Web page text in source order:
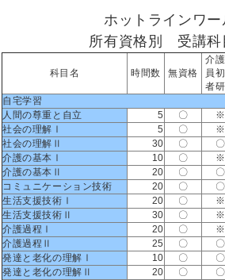
ホットラインワー
所有資格別 受講科
科目名 時間数 無資格
介
員
者
自宅学習
人間の尊重と自立
5 〇 ※
社会の理解Ⅰ 5 〇 ※
社会の理解Ⅱ
30 〇 〇
介護の基本Ⅰ
10 〇 ※
介護の基本Ⅱ
20 〇 〇
コミュニケーション技術
20 〇 〇
生活支援技術Ⅰ
20 〇 ※
生活支援技術Ⅱ
30 〇 ※
介護過程Ⅰ
20 〇 ※
介護過程Ⅱ
25 〇 〇
発達と老化の理解Ⅰ
10 〇 〇
発達と老化の理解Ⅱ
20 〇 〇